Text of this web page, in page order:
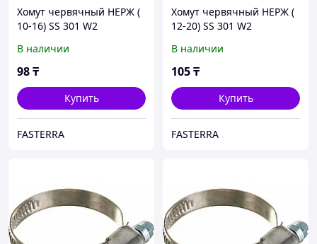
Хомут червячный НЕРЖ (
10-16) SS 301 W2
В наличии
98₸
Купить
FASTERRA
Хомут червячный НЕРЖ (
12-20) SS 301 W2
В наличии
105₸
Купить
FASTERRA